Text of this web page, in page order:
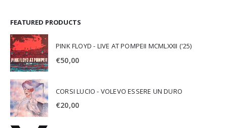
FEATURED PRODUCTS
PINK FLOYD - LIVE AT POMPEII MCMLXXII ('25)
€50,00
CORSI LUCIO - VOLEVO ESSERE UN DURO
€20,00